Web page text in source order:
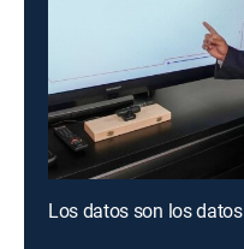
Los datos son los datos